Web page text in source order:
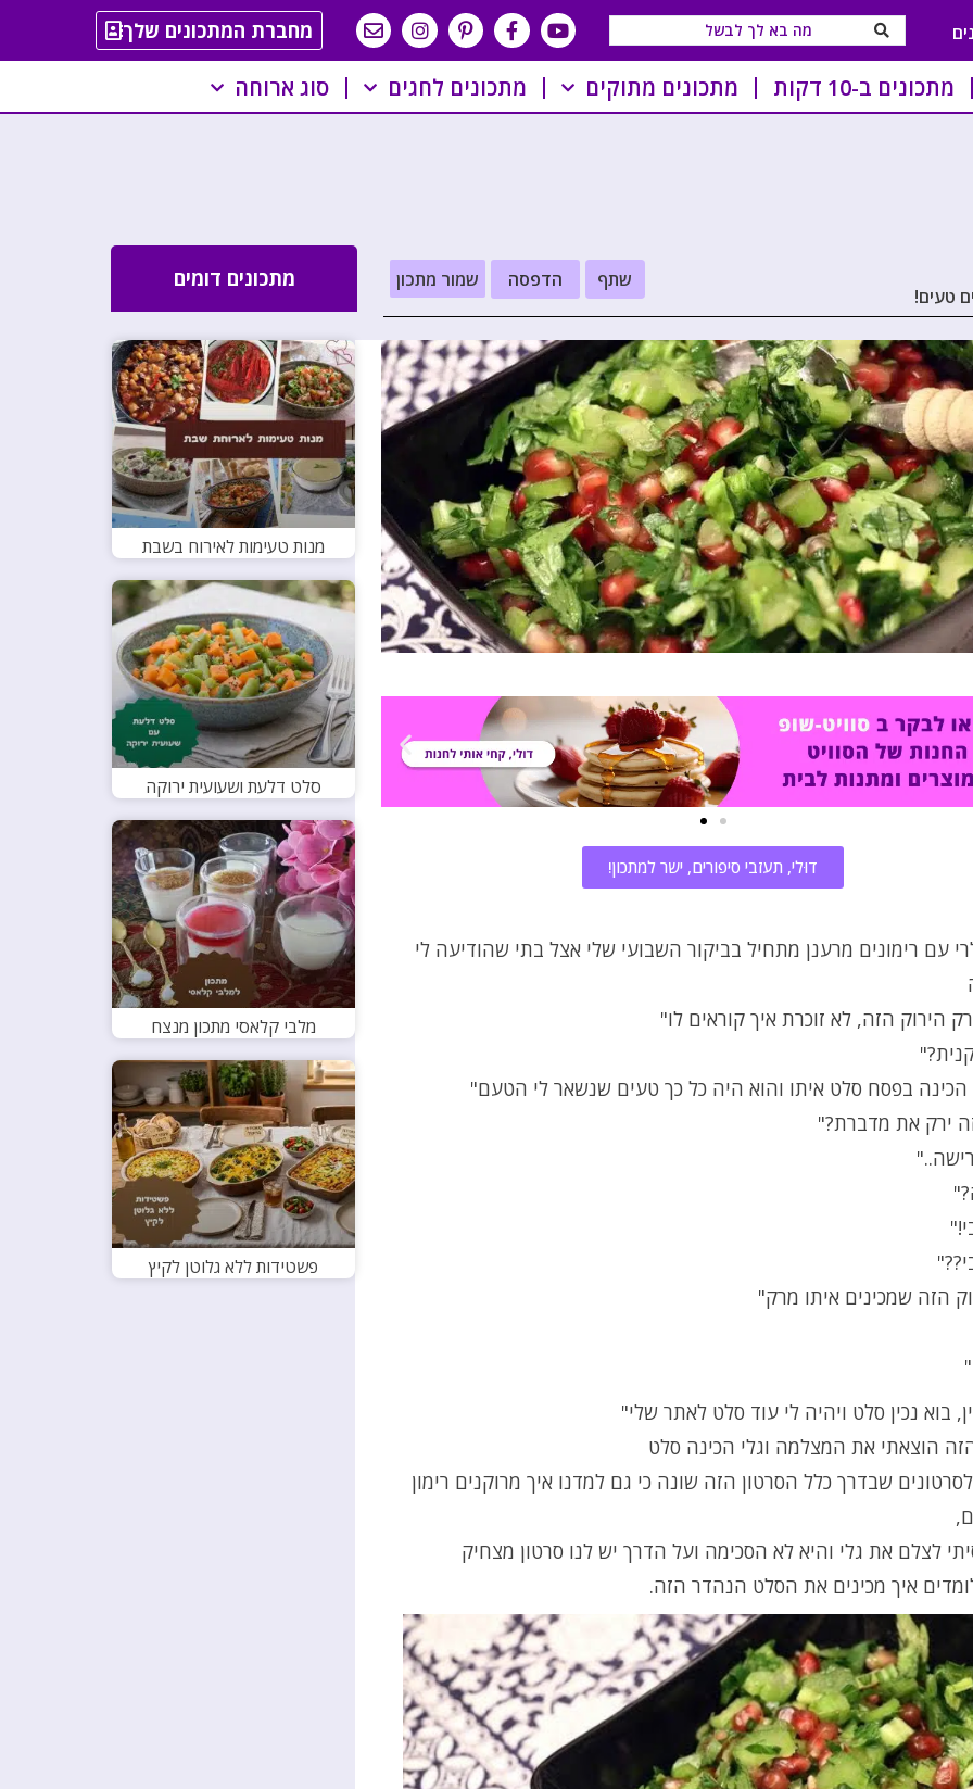
מחברת המתכונים שלך
מתכונים ב-10 דקות מתכונים מתוקים מתכונים לחגים סוג ארוחה
טעים!
שתף הדפסה שמור מתכון מתכונים דומים
דוּלי, תעזבי סיפורים, ישר למתכון!
עם רימונים מרענן מתחיל בביקור השבועי שלי אצל בתי שהודיעה לי
הירוק הזה, לא זוכרת איך קוראים לו"
הכינה בפסח סלט איתו והוא היה כל כך טעים שנשאר לי הטעם"
ירק את מדברת?"
הזה שמכינים איתו מרק"
בוא נכין סלט ויהיה לי עוד סלט לאתר שלי"
הוצאתי את המצלמה וגלי הכינה סלט
לסרטונים שבדרך כלל הסרטון הזה שונה כי גם למדנו איך מרוקנים רימון
לצלם את גלי והיא לא הסכימה ועל הדרך יש לנו סרטון מצחיק
לומדים איך מכינים את הסלט הנהדר הזה.
מנות טעימות לאירוח בשבת
סלט דלעת ושעועית ירוקה
מלבי קלאסי מתכון מנצח
פשטידות ללא גלוטן לקיץ